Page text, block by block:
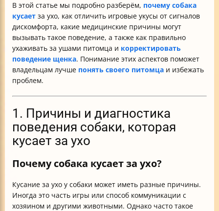
В этой статье мы подробно разберём, почему собака
кусает за ухо, как отличить игровые укусы от сигналов
дискомфорта, какие медицинские причины могут
вызывать такое поведение, а также как правильно
ухаживать за ушами питомца и корректировать
поведение щенка. Понимание этих аспектов поможет
владельцам лучше понять своего питомца и избежать
проблем.
1. Причины и диагностика
поведения собаки, которая
кусает за ухо
Почему собака кусает за ухо?
Кусание за ухо у собаки может иметь разные причины.
Иногда это часть игры или способ коммуникации с
хозяином и другими животными. Однако часто такое